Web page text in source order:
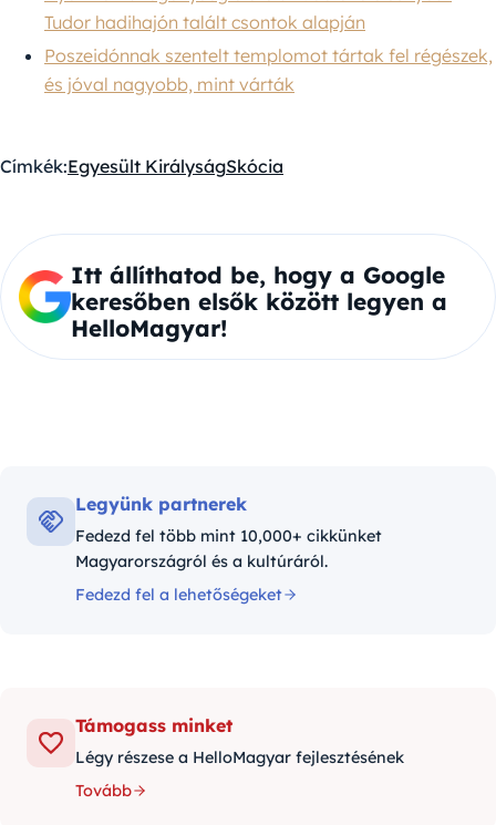
Tudor hadihajón talált csontok alapján
Poszeidónnak szentelt templomot tártak fel régészek,
és jóval nagyobb, mint várták
Címkék:Egyesült KirályságSkócia
Itt állíthatod be, hogy a Google
keresőben elsők között legyen a
HelloMagyar!
Legyünk partnerek
Fedezd fel több mint 10,000+ cikkünket
Magyarországról és a kultúráról.
Fedezd fel a lehetőségeket
Támogass minket
Légy részese a HelloMagyar fejlesztésének
Tovább